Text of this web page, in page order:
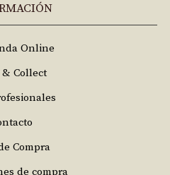
Online
& Collect
Compra
de compra